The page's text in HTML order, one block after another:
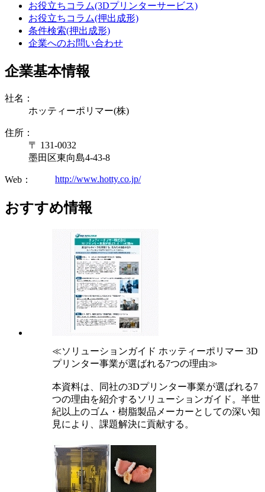
お役立ちコラム(3Dプリンターサービス)
お役立ちコラム(押出成形)
条件検索(押出成形)
企業へのお問い合わせ
企業基本情報
社名：
ホッティーポリマー(株)
住所：
〒 131-0032
墨田区東向島4-43-8
Web： http://www.hotty.co.jp/
おすすめ情報
≪ソリューションガイド ホッティーポリマー 3D
プリンター事業が選ばれる7つの理由≫
本資料は、同社の3Dプリンター事業が選ばれる7
つの理由を紹介するソリューションガイド。半世
紀以上のゴム・樹脂製品メーカーとしての深い知
見により、課題解決に貢献する。